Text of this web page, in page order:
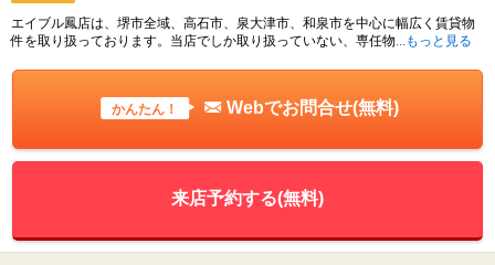
エイブル鳳店は、堺市全域、高石市、泉大津市、和泉市を中心に幅広く賃貸物
件を取り扱っております。当店でしか取り扱っていない、専任物 ...もっと見る
かんたん！ Webでお問合せ(無料)
来店予約する(無料)